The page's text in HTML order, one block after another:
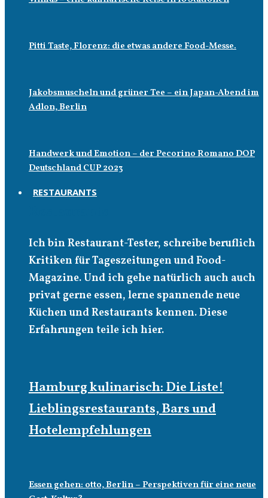
Pitti Taste, Florenz: die etwas andere Food-Messe.
Jakobsmuscheln und grüner Tee – ein Japan-Abend im
Adlon, Berlin
Handwerk und Emotion – der Pecorino Romano DOP
Deutschland CUP 2023
RESTAURANTS
Ich bin Restaurant-Tester, schreibe beruflich
Kritiken für Tageszeitungen und Food-
Magazine. Und ich gehe natürlich auch auch
privat gerne essen, lerne spannende neue
Küchen und Restaurants kennen. Diese
Erfahrungen teile ich hier.
Hamburg kulinarisch: Die Liste!
Lieblingsrestaurants, Bars und
Hotelempfehlungen
Essen gehen: otto, Berlin – Perspektiven für eine neue